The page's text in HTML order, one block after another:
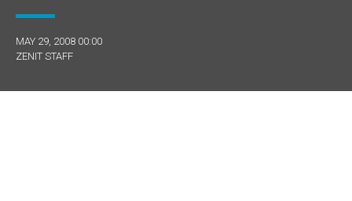
MAY 29, 2008 00:00
ZENIT STAFF